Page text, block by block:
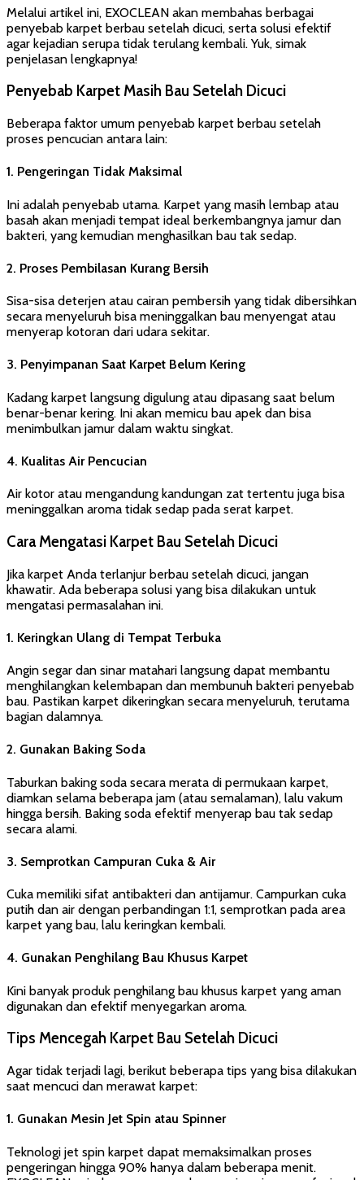
Melalui artikel ini, EXOCLEAN akan membahas berbagai
penyebab karpet berbau setelah dicuci, serta solusi efektif
agar kejadian serupa tidak terulang kembali. Yuk, simak
penjelasan lengkapnya!
Penyebab Karpet Masih Bau Setelah Dicuci
Beberapa faktor umum penyebab karpet berbau setelah
proses pencucian antara lain:
1. Pengeringan Tidak Maksimal
Ini adalah penyebab utama. Karpet yang masih lembap atau
basah akan menjadi tempat ideal berkembangnya jamur dan
bakteri, yang kemudian menghasilkan bau tak sedap.
2. Proses Pembilasan Kurang Bersih
Sisa-sisa deterjen atau cairan pembersih yang tidak dibersihkan
secara menyeluruh bisa meninggalkan bau menyengat atau
menyerap kotoran dari udara sekitar.
3. Penyimpanan Saat Karpet Belum Kering
Kadang karpet langsung digulung atau dipasang saat belum
benar-benar kering. Ini akan memicu bau apek dan bisa
menimbulkan jamur dalam waktu singkat.
4. Kualitas Air Pencucian
Air kotor atau mengandung kandungan zat tertentu juga bisa
meninggalkan aroma tidak sedap pada serat karpet.
Cara Mengatasi Karpet Bau Setelah Dicuci
Jika karpet Anda terlanjur berbau setelah dicuci, jangan
khawatir. Ada beberapa solusi yang bisa dilakukan untuk
mengatasi permasalahan ini.
1. Keringkan Ulang di Tempat Terbuka
Angin segar dan sinar matahari langsung dapat membantu
menghilangkan kelembapan dan membunuh bakteri penyebab
bau. Pastikan karpet dikeringkan secara menyeluruh, terutama
bagian dalamnya.
2. Gunakan Baking Soda
Taburkan baking soda secara merata di permukaan karpet,
diamkan selama beberapa jam (atau semalaman), lalu vakum
hingga bersih. Baking soda efektif menyerap bau tak sedap
secara alami.
3. Semprotkan Campuran Cuka & Air
Cuka memiliki sifat antibakteri dan antijamur. Campurkan cuka
putih dan air dengan perbandingan 1:1, semprotkan pada area
karpet yang bau, lalu keringkan kembali.
4. Gunakan Penghilang Bau Khusus Karpet
Kini banyak produk penghilang bau khusus karpet yang aman
digunakan dan efektif menyegarkan aroma.
Tips Mencegah Karpet Bau Setelah Dicuci
Agar tidak terjadi lagi, berikut beberapa tips yang bisa dilakukan
saat mencuci dan merawat karpet:
1. Gunakan Mesin Jet Spin atau Spinner
Teknologi jet spin karpet dapat memaksimalkan proses
pengeringan hingga 90% hanya dalam beberapa menit.